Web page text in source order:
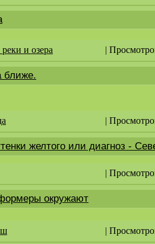
и озера |
ближе.
|
желтого или диагноз -
|
окружают
|